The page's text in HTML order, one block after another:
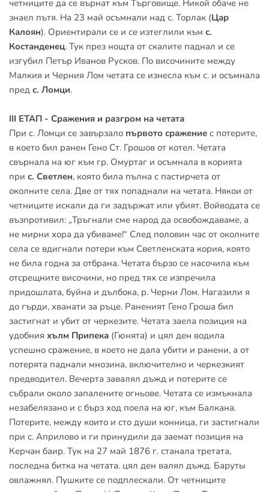
четниците да се върнат към Търговище. Никой обаче не
знаел пътя. На 23 май осъмнали над с. Торлак (Цар
Калоян). Ориентирали се и се изтеглили към с.
Костанденец. Тук през нощта от скалите паднал и се
изгубил Петър Иванов Русков. По височините между
Малкия и Черния Лом четата се изнесла към с. и осъмнала
пред с. Ломци.
III ЕТАП - Сражения и разгром на четата
При с. Ломци се завързало първото сражение с потерите,
в което бил ранен Гено Ст. Грошов от котел. Четата
свърнала на юг към гр. Омуртаг и осъмнала в корията
при с. Светлен, която била пълна с пастирчета от
околните села. Две от тях попаднали на четата. Някои от
четниците искали да ги задържат или убият. Войводата се
възпротивил: „Тръгнали сме народ да освобождаваме, а
не мирни хора да убиваме!“ След половин час от околните
села се вдигнали потери към Светленската кория, която
не била годна за отбрана. Четата бързо се насочила към
отсрещните височини, но пред тях се изпречила
придошлата, буйна и дълбока, р. Черни Лом. Нагазили я
до гърди, хванати за ръце. Раненият Гено Гроша бил
застигнат и убит от черкезите. Четата заела позиция на
удобния хълм Припека (Гюнята) и цял ден водила
успешно сражение, в което не дала убити и ранени, а от
потерята паднали мнозина, включително и черкезкият
предводител. Вечерта завалял дъжд и потерите се
събрали около запалените огньове. Четата се измъкнала
незабелязано и с бърз ход поела на юг, към Балкана.
Потерите, между които и сто души конница, ги застигнали
при с. Априлово и ги принудили да заемат позиция на
Керчан баир. Тук на 27 май 1876 г. станала третата,
последна битка на четата. цял ден валял дъжд. Баруты
овлажнял. Пушките се подплескали. От четниците